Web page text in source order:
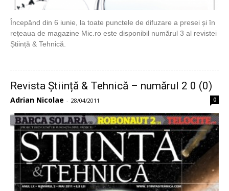
Începând din 6 iunie, la toate punctele de difuzare a presei și în
rețeaua de magazine Mic.ro este disponibil numărul 3 al revistei
Știință & Tehnică.
Revista Știință & Tehnică – numărul 2 0 (0)
Adrian Nicolae - 28/04/2011 0